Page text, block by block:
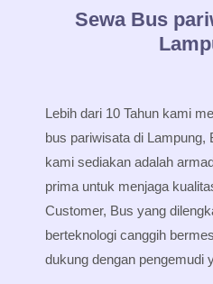
Sewa Bus
Lebih dari 10 Tahun kami
bus pariwisata di Lampung,
kami sediakan adalah
prima untuk menjaga
Customer, Bus yang
berteknologi canggih
dukung dengan pengemudi